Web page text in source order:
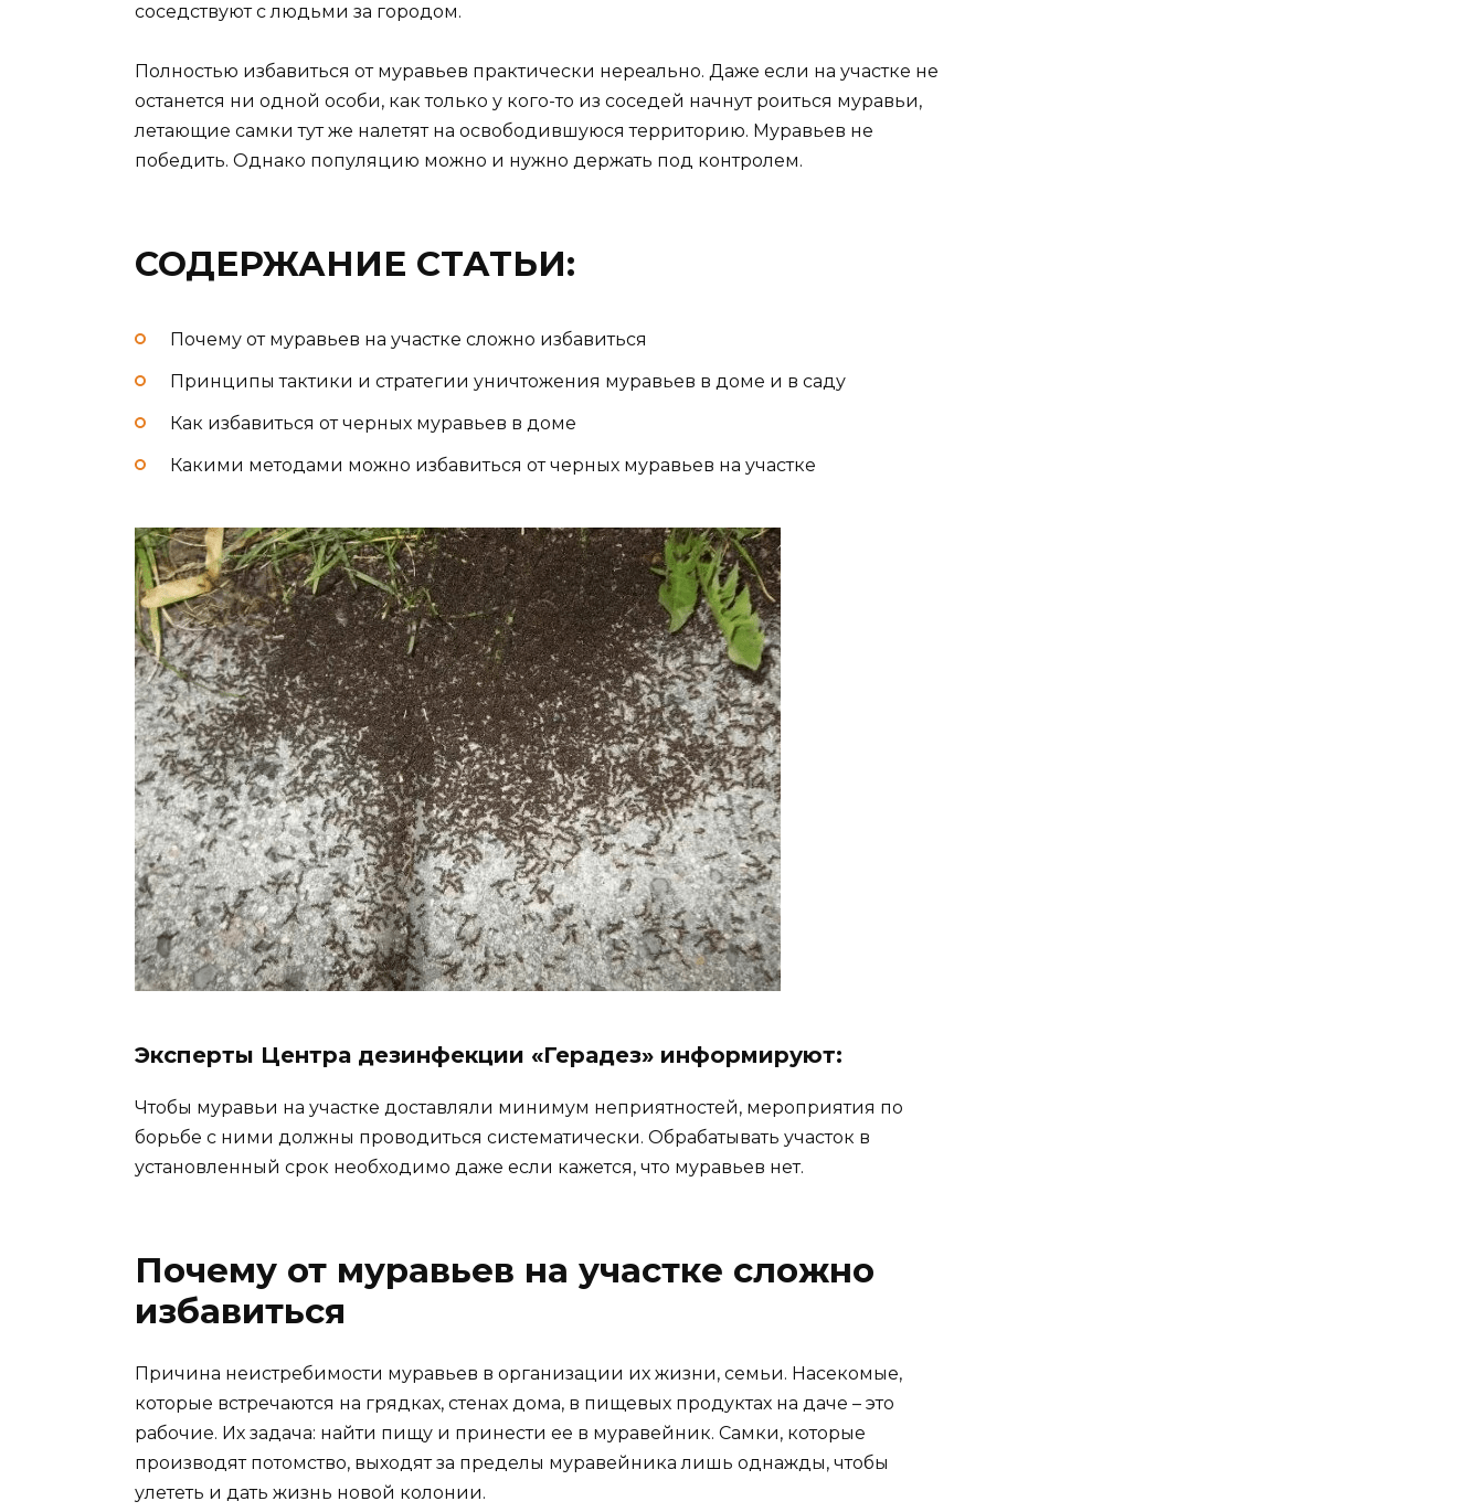
соседствуют с людьми за городом.
Полностью избавиться от муравьев практически нереально. Даже если на участке не
останется ни одной особи, как только у кого-то из соседей начнут роиться муравьи,
летающие самки тут же налетят на освободившуюся территорию. Муравьев не
победить. Однако популяцию можно и нужно держать под контролем.
СОДЕРЖАНИЕ СТАТЬИ:
Почему от муравьев на участке сложно избавиться
Принципы тактики и стратегии уничтожения муравьев в доме и в саду
Как избавиться от черных муравьев в доме
Какими методами можно избавиться от черных муравьев на участке
Эксперты Центра дезинфекции «Герадез» информируют:
Чтобы муравьи на участке доставляли минимум неприятностей, мероприятия по
борьбе с ними должны проводиться систематически. Обрабатывать участок в
установленный срок необходимо даже если кажется, что муравьев нет.
Почему от муравьев на участке сложно
избавиться
Причина неистребимости муравьев в организации их жизни, семьи. Насекомые,
которые встречаются на грядках, стенах дома, в пищевых продуктах на даче – это
рабочие. Их задача: найти пищу и принести ее в муравейник. Самки, которые
производят потомство, выходят за пределы муравейника лишь однажды, чтобы
улететь и дать жизнь новой колонии.